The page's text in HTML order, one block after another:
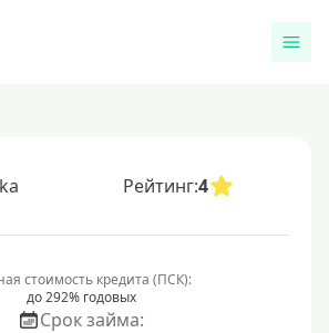
Рейтинг:4
стоимость кредита (ПСК):
до 292% годовых
Срок займа: